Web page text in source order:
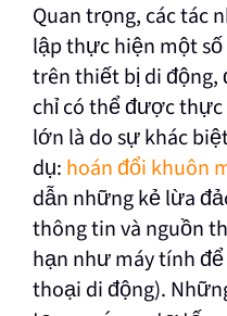
Quan trọng, các tác
lập thực hiện một
trên thiết bị di
chỉ có thể được
lớn là do sự khác
dụ: hoán đổi khuôn
dẫn những kẻ lừa
thông tin và nguồn
hạn như máy tính
thoại di động).